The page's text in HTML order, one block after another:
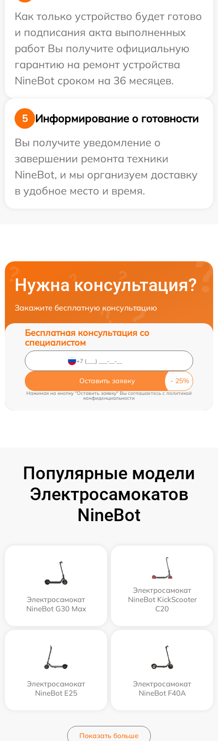
Как только устройство будет готово
и подписания акта выполненных
работ Вы получите официальную
гарантию на ремонт устройства
NineBot сроком на 36 месяцев.
5
Информирование о готовности
Вы получите уведомление о
завершении ремонта техники
NineBot, и мы организуем доставку
в удобное место и время.
Нужна консультация?
Закажите бесплатную консультацию
Бесплатная консультация со
специалистом
Оставить заявку
Нажимая на кнопку "Оставить заявку" Вы соглашаетесь c политикой
конфиденциальности
Популярные модели
Электросамокатов
NineBot
Электросамокат
NineBot G30 Max
Электросамокат
NineBot KickScooter
C20
Электросамокат
NineBot E25
Электросамокат
NineBot F40A
Показать больше